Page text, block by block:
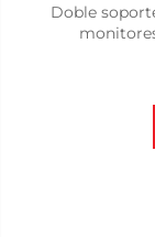
Doble